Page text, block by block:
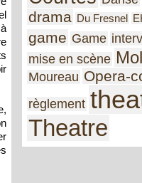
drama Du Fresnel
game Game
mise en scène
Moureau Opera-
règlement
Theatre